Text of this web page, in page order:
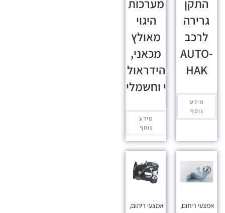
התקן
גרירה
לרכב
AUTO-
HAK
מידע
נוסף
מערכות
היגוי
מאולץ
מכאני,
הידראול
י וחשמלי
מידע
נוסף
אמצעי ריתום,
אמצעי ריתום,